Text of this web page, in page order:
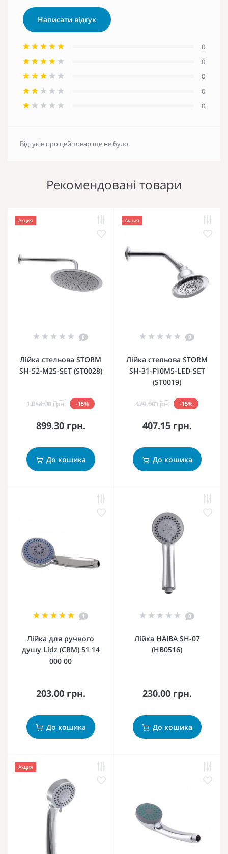
Написати відгук
0
0
0
0
0
Відгуків про цей товар ще не було.
Рекомендовані товари
Акция
0
Лійка стельова STORM
SH-52-M25-SET (ST0028)
1 058.00 грн. -15%
899.30 грн.
До кошика
Акция
0
Лійка стельова STORM
SH-31-F10M5-LED-SET
(ST0019)
479.00 грн. -15%
407.15 грн.
До кошика
1
Лійка для ручного
душу Lidz (CRM) 51 14
000 00
203.00 грн.
До кошика
0
Лійка HAIBA SH-07
(HB0516)
230.00 грн.
До кошика
Акция